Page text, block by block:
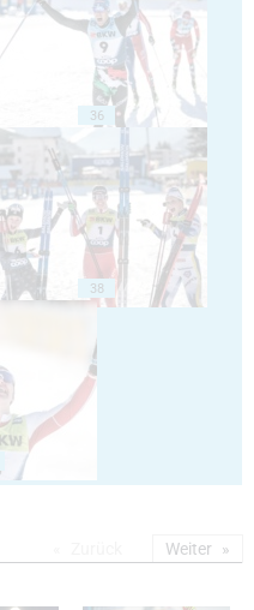
36
38
Weiter